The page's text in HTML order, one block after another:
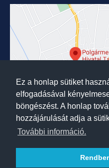
Ez a honlap sütiket
elfogadásával
böngészést. A honlap
hozzájárulását adja a
További információ.